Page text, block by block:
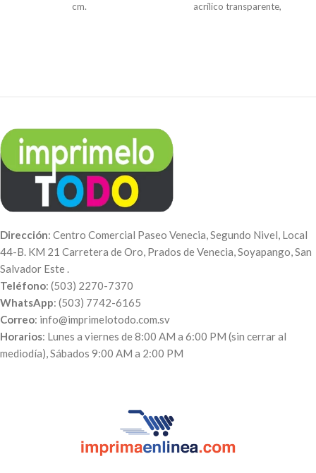
cm.
acrílico transparente,
Dirección: Centro Comercial Paseo Venecia, Segundo Nivel, Local
44-B. KM 21 Carretera de Oro, Prados de Venecia, Soyapango, San
Salvador Este .
Teléfono: (503) 2270-7370
WhatsApp: (503) 7742-6165
Correo: info@imprimelotodo.com.sv
Horarios: Lunes a viernes de 8:00 AM a 6:00 PM (sin cerrar al
mediodía), Sábados 9:00 AM a 2:00 PM